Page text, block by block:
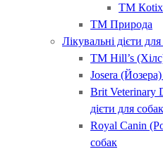
ТМ Кotix
ТМ Природа
Лікувальні дієти
ТМ Hill’s
Josera (Йозера)
Brit Veterinary
дієти для
Royal Canin
собак